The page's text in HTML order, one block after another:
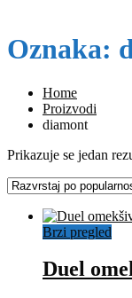
Oznaka:
Home
Proizvodi
diamont
Prikazuje se jedan
Brzi pregled
Duel